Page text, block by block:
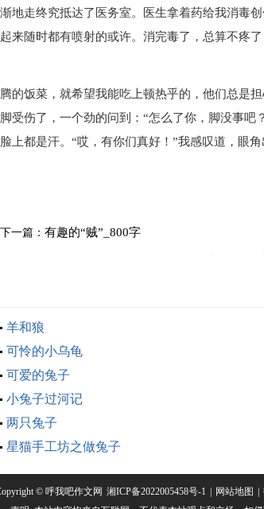
地走终究抵达了医务室。医生拿着药给我消毒创
来随时都有喷射的或许。消完毒了，总算不疼了
饭菜，就希望我能吃上顿热乎的，他们总是
受伤了，一个劲的问到：“怎么了你，脚没事吧
上都是汗。“哎，有你们真好！”我感叹道，眼角
下一篇： 有趣的“贼”_800字
羊和狼
可怜的小乌龟
可爱的兔子
小兔子过河记
两只兔子
星猫手工坊之做兔子
© 呼我吧作文网 湘ICP备2022005458号-1 网站地图